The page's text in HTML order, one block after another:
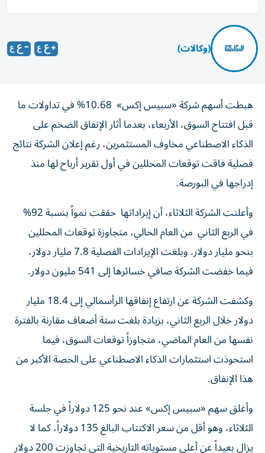
(وكالات)
هبطت أسهم شركة «سبيس إكس» 10.68% في تداولات ما
قبل افتتاح السوق، الأربعاء، بعدما أثار الإنفاق الضخم على
الذكاء الاصطناعي مخاوف المستثمرين، رغم إعلان الشركة نتائج
فصلية فاقت توقعات المحللين في أول تقرير أرباح لها منذ
إدراجها في البورصة.
وأعلنت الشركة الثلاثاء، أن إيراداتها حققت نمواً بنسبة 92%
في الربع الثاني من العام الحالي، متجاوزة توقعات المحللين
بنحو مليار دولار. وبلغت الإيرادات الفصلية 7.8 مليار دولار،
فيما خفضت الشركة صافي خسائرها إلى 541 مليون دولار.
وكشفت الشركة عن ارتفاع إنفاقها الرأسمالي إلى 18.4 مليار
دولار خلال الربع الثاني، بزيادة بلغت ستة أضعاف مقارنة بالفترة
نفسها من العام الماضي، متجاوزاً توقعات السوق، فيما
استحوذت استثمارات الذكاء الاصطناعي على الحصة الأكبر من
هذا الإنفاق.
وأغلق سهم «سبيس إكس» عند نحو 125 دولاراً في جلسة
الثلاثاء، وهو أقل من سعر الاكتتاب البالغ 135 دولاراً، كما لا
يزال بعيداً عن أعلى مستوياته التاريخية التي تجاوزت 200 دولار